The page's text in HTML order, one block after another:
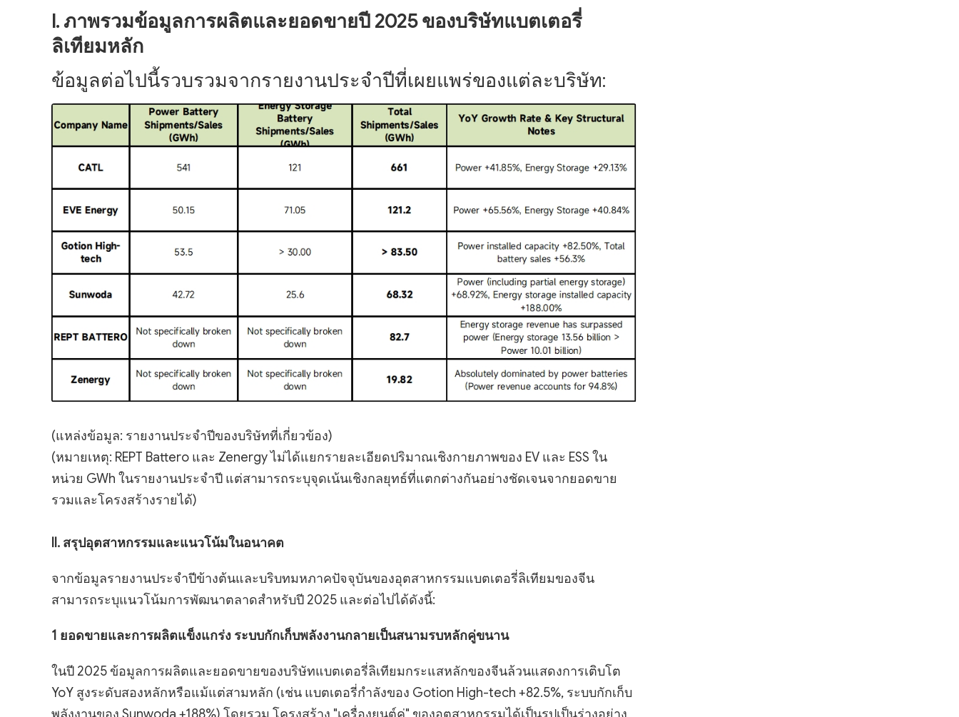
I. ภาพรวมข้อมูลการผลิตและยอดขายปี 2025 ของบริษัทแบตเตอรี่
ลิเทียมหลัก
ข้อมูลต่อไปนี้รวบรวมจากรายงานประจำปีที่เผยแพร่ของแต่ละบริษัท:
(แหล่งข้อมูล: รายงานประจำปีของบริษัทที่เกี่ยวข้อง)
(หมายเหตุ: REPT Battero และ Zenergy ไม่ได้แยกรายละเอียดปริมาณเชิงกายภาพของ EV และ ESS ใน
หน่วย GWh ในรายงานประจำปี แต่สามารถระบุจุดเน้นเชิงกลยุทธ์ที่แตกต่างกันอย่างชัดเจนจากยอดขาย
รวมและโครงสร้างรายได้)
II. สรุปอุตสาหกรรมและแนวโน้มในอนาคต
จากข้อมูลรายงานประจำปีข้างต้นและบริบทมหภาคปัจจุบันของอุตสาหกรรมแบตเตอรี่ลิเทียมของจีน
สามารถระบุแนวโน้มการพัฒนาตลาดสำหรับปี 2025 และต่อไปได้ดังนี้:
1 ยอดขายและการผลิตแข็งแกร่ง ระบบกักเก็บพลังงานกลายเป็นสนามรบหลักคู่ขนาน
ในปี 2025 ข้อมูลการผลิตและยอดขายของบริษัทแบตเตอรี่ลิเทียมกระแสหลักของจีนล้วนแสดงการเติบโต
YoY สูงระดับสองหลักหรือแม้แต่สามหลัก (เช่น แบตเตอรี่กำลังของ Gotion High-tech +82.5%, ระบบกักเก็บ